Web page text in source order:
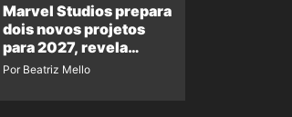
Marvel Studios prepara
dois novos projetos
para 2027, revela
insider
Por Beatriz Mello